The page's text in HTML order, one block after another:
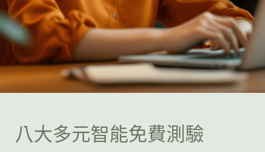
八大多元智能免費測驗